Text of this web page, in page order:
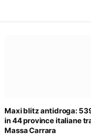
Maxi blitz antidroga:
in 44 province italiane
Massa Carrara